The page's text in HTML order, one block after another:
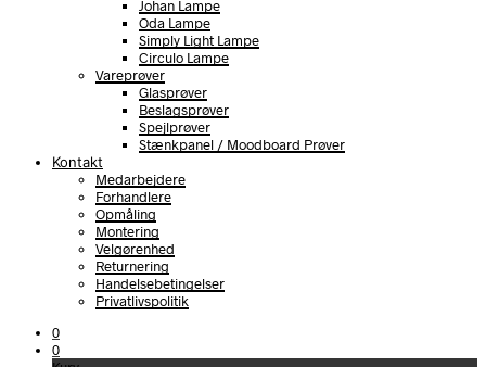
Johan Lampe
Oda Lampe
Simply Light Lampe
Circulo Lampe
Vareprøver
Glasprøver
Beslagsprøver
Spejlprøver
Stænkpanel / Moodboard Prøver
Kontakt
Medarbejdere
Forhandlere
Opmåling
Montering
Velgørenhed
Returnering
Handelsebetingelser
Privatlivspolitik
0
0